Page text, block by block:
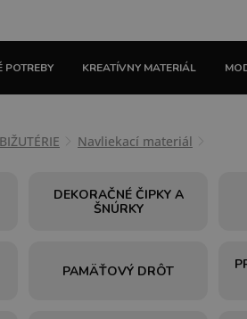
POTREBY KREATÍVNY MATERIÁL
Navliekací materiál
DEKORAČNÉ ČIPKY A
ŠNÚRKY
PAMÄŤOVÝ DRÔT